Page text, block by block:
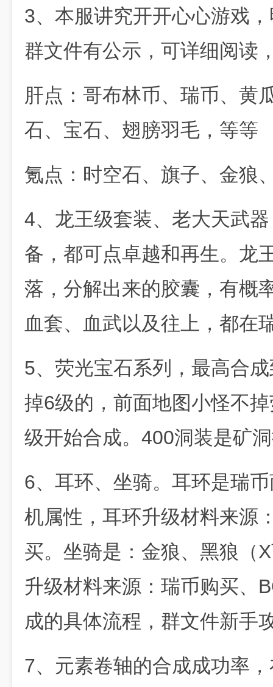
3、本服讲究开开心心游戏
群文件有公示，可详细阅读
肝点：哥布林币、瑞币、黄
石、宝石、翅膀羽毛，等等
氪点：时空石、旗子、金狼
4、龙王级套装、老大天武
备，都可点卓越和再生。龙
落，分解出来的胶囊，有概
血套、血武以及往上，都在
5、荧光宝石系列，最高合
掉6级的，前面地图小怪不
级开始合成。400洞装是矿
6、耳环、坐骑。耳环是瑞
机属性，耳环升级材料来源
买。坐骑是：金狼、黑狼
升级材料来源：瑞币购买、
成的具体流程，群文件新手
7、元素卷轴的合成成功率